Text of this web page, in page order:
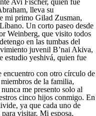
lleva su
mi primo Gilad Zusman,
Un corto paseo desde
Weinberg, que visito todos
en las tumbas del
juvenil B’nai Akiva,
estudio yeshivá, quien fue
encuentro con otro círculo de
de la familia,
me presento solo al
cinco hijos conmigo. En
ya que cada uno de
visitar. Mi esposa,